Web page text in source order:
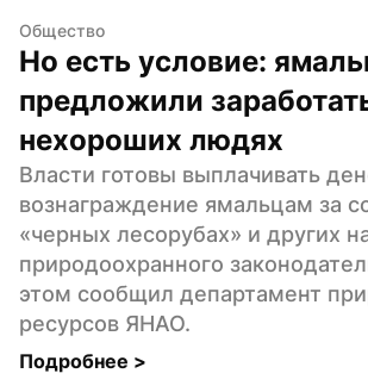
Общество
Но есть условие:
предложили
нехороших людях
Власти готовы выплачивать
вознаграждение ямальцам за
«черных лесорубах» и других
природоохранного
этом сообщил департамент
ресурсов ЯНАО.
Подробнее >